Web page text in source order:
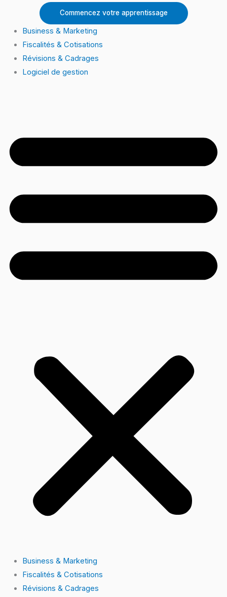
Commencez votre apprentissage
Business & Marketing
Fiscalités & Cotisations
Révisions & Cadrages
Logiciel de gestion
Business & Marketing
Fiscalités & Cotisations
Révisions & Cadrages